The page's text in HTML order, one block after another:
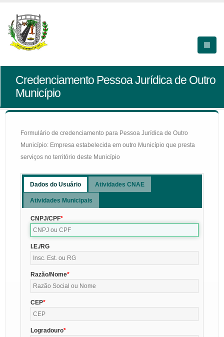
Credenciamento Pessoa Jurídica de Outro
Município
Formulário de credenciamento para Pessoa Jurídica de Outro
Município: Empresa estabelecida em outro Município que presta
serviços no território deste Município
Dados do Usuário Atividades CNAE
Atividades Municipais
CNPJ/CPF
I.E./RG
Razão/Nome
CEP
Logradouro